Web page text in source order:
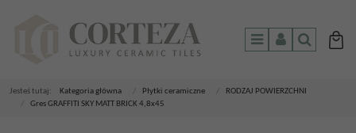
MenuPanelSzukaj
Jesteś tutaj: Kategoria główna Płytki ceramiczne
RODZAJ POWIERZCHNI
Gres GRAFFITI SKY MATT BRICK 4,8x45